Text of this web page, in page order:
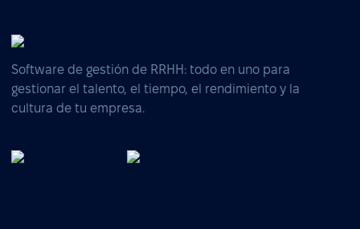
Software de gestión de RRHH: todo en uno para
gestionar el talento, el tiempo, el rendimiento y la
cultura de tu empresa.